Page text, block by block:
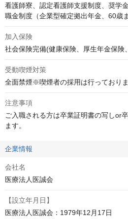
看護師寮、認定看護師支援制度、奨学
職金制度（企業型確定拠出年金、60歳
加入保険
社会保険完備(健康保険、厚生年金保険
受動喫煙対策
全面禁煙※喫煙者の採用は行っておりま
注意事項
ご入職される方は卒業証明書の写しor
ます。
企業情報
会社名
医療法人医誠会
【設立年月日】
医療法人医誠会：1979年12月17日